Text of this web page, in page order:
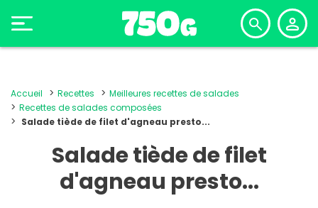
Accueil Recettes
Meilleures recettes de salades
Recettes de salades composées
Salade tiède de filet d'agneau presto...
Salade tiède de filet
d'agneau presto...